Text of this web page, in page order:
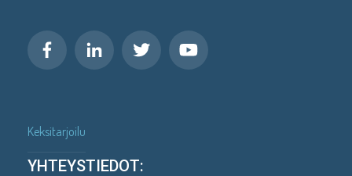
Keksitarjoilu
YHTEYSTIEDOT: